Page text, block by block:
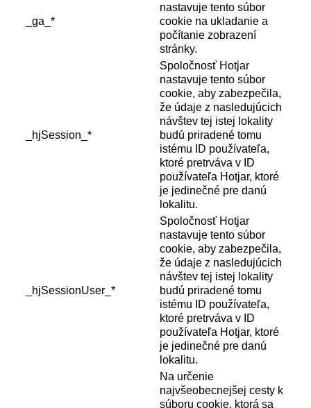
_ga_*
nastavuje tento súbor
cookie na ukladanie a
počítanie zobrazení
stránky.
_hjSession_*
Spoločnosť Hotjar
nastavuje tento súbor
cookie, aby zabezpečila,
že údaje z nasledujúcich
návštev tej istej lokality
budú priradené tomu
istému ID používateľa,
ktoré pretrváva v ID
používateľa Hotjar, ktoré
je jedinečné pre danú
lokalitu.
_hjSessionUser_*
Spoločnosť Hotjar
nastavuje tento súbor
cookie, aby zabezpečila,
že údaje z nasledujúcich
návštev tej istej lokality
budú priradené tomu
istému ID používateľa,
ktoré pretrváva v ID
používateľa Hotjar, ktoré
je jedinečné pre danú
lokalitu.
Na určenie
najvšeobecnejšej cesty k
súboru cookie, ktorá sa